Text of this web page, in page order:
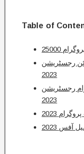
Table of
25000
رجسٹریشن
2023
رجسٹریشن
2023
2023
2023